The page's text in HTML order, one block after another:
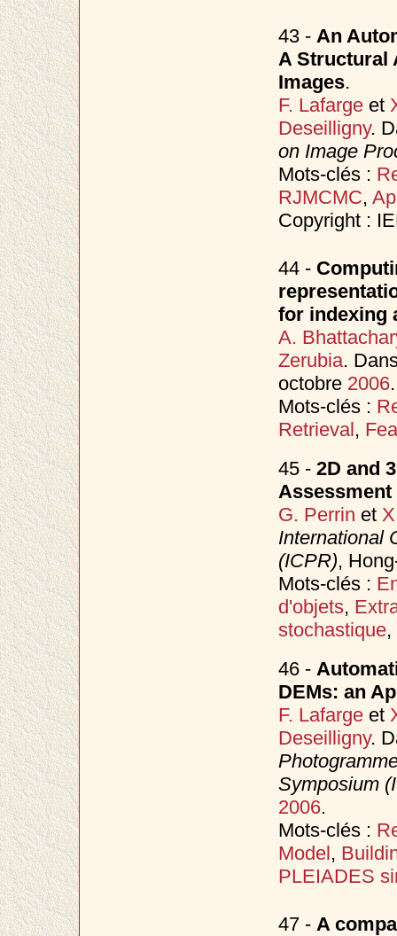
43 - An
A Structural
Images.
F. Lafargeet
Deseilligny.
on Image
Mots-clés :
RJMCMC,
Copyright :
44 -
for indexing
A.
Zerubia.
octobre 2006.
Mots-clés :
Retrieval,
45 - 2D and
G. Perrin et
International
(ICPR),
Mots-clés :
d'objets,
stochastique,
46 -
DEMs: an
F. Lafargeet
Deseilligny.
Symposium
2006.
Mots-clés :
Model,
PLEIADES
47 - A